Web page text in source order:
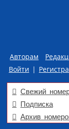
Авторам
Войти |
Свежий
Подписка
Архив